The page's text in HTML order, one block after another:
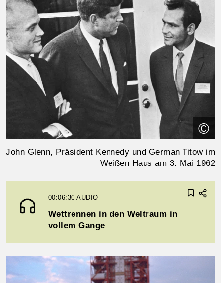
©
John Glenn, Präsident Kennedy und German Titow im
Weißen Haus am 3. Mai 1962
00:06:30AUDIO
Wettrennen in den Weltraum in
vollem Gange